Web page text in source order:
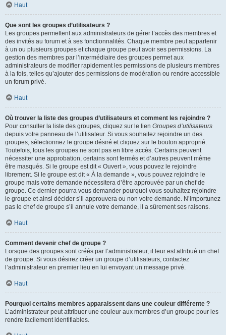
Haut
Que sont les groupes d’utilisateurs ?
Les groupes permettent aux administrateurs de gérer l’accès des membres et
des invités au forum et à ses fonctionnalités. Chaque membre peut appartenir
à un ou plusieurs groupes et chaque groupe peut avoir ses permissions. La
gestion des membres par l’intermédiaire des groupes permet aux
administrateurs de modifier rapidement les permissions de plusieurs membres
à la fois, telles qu’ajouter des permissions de modération ou rendre accessible
un forum privé.
Haut
Où trouver la liste des groupes d’utilisateurs et comment les rejoindre ?
Pour consulter la liste des groupes, cliquez sur le lien Groupes d’utilisateurs
depuis votre panneau de l’utilisateur. Si vous souhaitez rejoindre un des
groupes, sélectionnez le groupe désiré et cliquez sur le bouton approprié.
Toutefois, tous les groupes ne sont pas en libre accès. Certains peuvent
nécessiter une approbation, certains sont fermés et d’autres peuvent même
être masqués. Si le groupe est dit « Ouvert », vous pouvez le rejoindre
librement. Si le groupe est dit « À la demande », vous pouvez rejoindre le
groupe mais votre demande nécessitera d’être approuvée par un chef de
groupe. Ce dernier pourra vous demander pourquoi vous souhaitez rejoindre
le groupe et ainsi décider s’il approuvera ou non votre demande. N’importunez
pas le chef de groupe s’il annule votre demande, il a sûrement ses raisons.
Haut
Comment devenir chef de groupe ?
Lorsque des groupes sont créés par l’administrateur, il leur est attribué un chef
de groupe. Si vous désirez créer un groupe d’utilisateurs, contactez
l’administrateur en premier lieu en lui envoyant un message privé.
Haut
Pourquoi certains membres apparaissent dans une couleur différente ?
L’administrateur peut attribuer une couleur aux membres d’un groupe pour les
rendre facilement identifiables.